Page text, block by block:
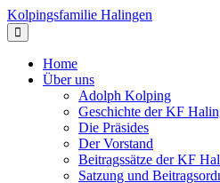
Kolpingsfamilie Halingen
Home
Über uns
Adolph Kolping
Geschichte der KF
Die Präsides
Der Vorstand
Beitragssätze der KF
Satzung und